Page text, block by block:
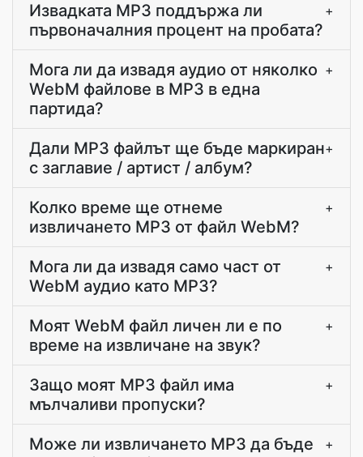
Извадката MP3 поддържа ли
първоначалния процент на пробата?
+
Мога ли да извадя аудио от няколко
WebM файлове в MP3 в една
партида?
+
Дали MP3 файлът ще бъде маркиран
с заглавие / артист / албум?
+
Колко време ще отнеме
извличането MP3 от файл WebM?
+
Мога ли да извадя само част от
WebM аудио като MP3?
+
Моят WebM файл личен ли е по
време на извличане на звук?
+
Защо моят MP3 файл има
мълчаливи пропуски?
+
Може ли извличането MP3 да бъде
+